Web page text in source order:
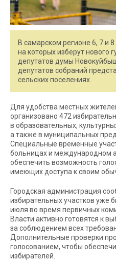
В самарском регионе 6, 7 и
на которых изберут нового
депутатов думы
депутатов собраний
сельских поселениях.
Для удобства местных
организовано 472
в образовательных,
а также в муниципальных
Специальные временные
больницах и международном
обеспечить возможность
имеющих доступа к своим
Городская администрация
избирательных участков уже
июля во время первичных
Власти активно готовятся к
за соблюдением всех
Дополнительные проверки
голосованием, чтобы
избирателей.